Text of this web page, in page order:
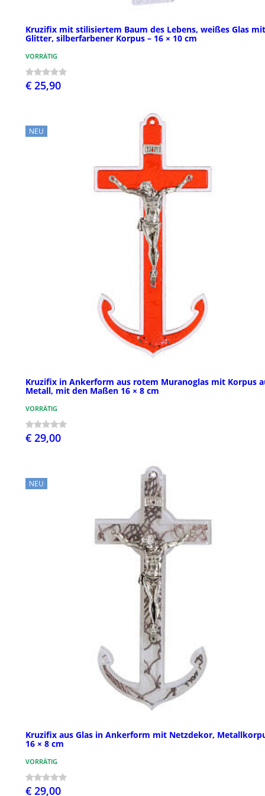
Kruzifix mit stilisiertem Baum des Lebens, weißes Glas mit
Glitter, silberfarbener Korpus – 16 × 10 cm
VORRÄTIG
€ 25,90
NEU
Kruzifix in Ankerform aus rotem Muranoglas mit Korpus
Metall, mit den Maßen 16 × 8 cm
VORRÄTIG
€ 29,00
NEU
Kruzifix aus Glas in Ankerform mit Netzdekor,
16 × 8 cm
VORRÄTIG
€ 29,00